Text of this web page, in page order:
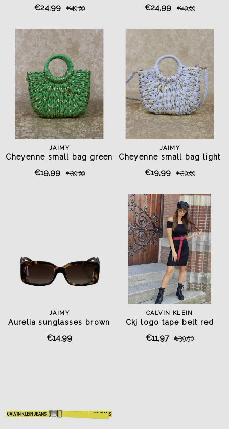
€24,99 €49,99 €24,99 €49,99
JAIMY
Cheyenne small bag green
€19,99 €39,99
JAIMY
Cheyenne small bag light
€19,99 €39,99
JAIMY
Aurelia sunglasses brown
€14,99
CALVIN KLEIN
Ckj logo tape belt red
€11,97 €39,90